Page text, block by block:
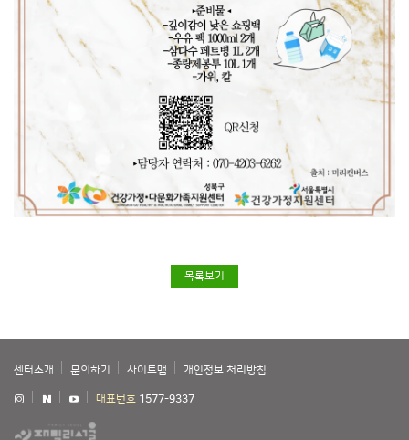
목록보기
센터소개 문의하기 사이트맵 개인정보 처리방침
대표번호 1577-9337